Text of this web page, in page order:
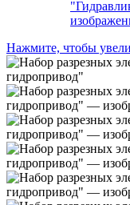
Нажмите, чтобы